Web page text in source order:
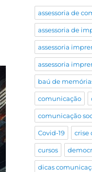
assessoria de
assessoria de
assessoria
assessoria
baú de
comunicação
comunicação
Covid-19 crise
cursos
dicas